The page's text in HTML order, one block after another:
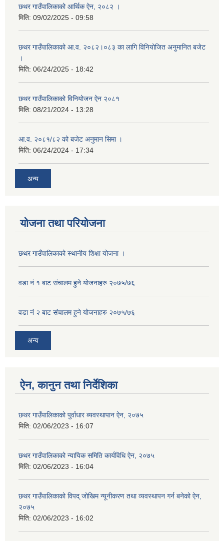
छथर गाउँपालिकाको आर्थिक ऐन, २०८२ ।
मिति: 09/02/2025 - 09:58
छथर गाउँपालिकाको आ.व. २०८२।०८३ का लागि विनियोजित अनुमानित बजेट
।
मिति: 06/24/2025 - 18:42
छथर गाउँपालिकाको विनियोजन ऐन २०८१
मिति: 08/21/2024 - 13:28
आ.व. २०८१/८२ को बजेट अनुमान सिमा ।
मिति: 06/24/2024 - 17:34
अन्य
योजना तथा परियोजना
छथर गाउँपालिकाको स्थानीय शिक्षा योजना ।
वडा नं १ बाट संचालम हुने योजनाहरु २०७५/७६
वडा नं २ बाट संचालम हुने योजनाहरु २०७५/७६
अन्य
ऐन, कानुन तथा निर्देशिका
छथर गाउँपालिकाको पुर्वाधार ब्यवस्थापान ऐन, २०७५
मिति: 02/06/2023 - 16:07
छथर गाउँपालिकाको न्यायिक समिति कार्यविधि ऐन, २०७५
मिति: 02/06/2023 - 16:04
छथर गाउँपालिकाको विपद् जोखिम न्यूनीकरण तथा व्यवस्थापन गर्न बनेको ऐन,
२०७५
मिति: 02/06/2023 - 16:02